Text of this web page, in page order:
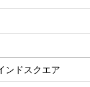
ンドスクエア